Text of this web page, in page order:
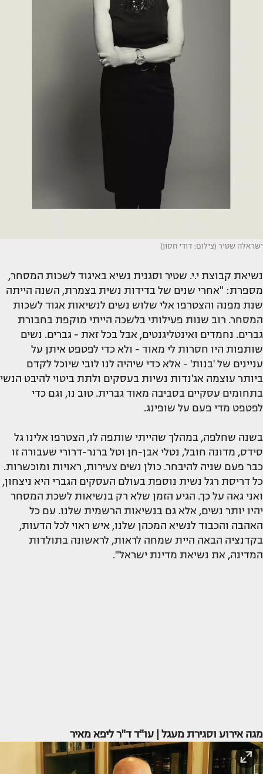
ישראלה שטיר (צילום: דודי חסון)
נשיאת קבוצת י.י. שטיר וסגנית נשיא באיגוד לשכות המסחר,
מספרת: "אחרי שנים של בדידות נשית בצמרת, השנה הייתה
שנת מפנה והצטרפו אלי שלוש נשים לנשיאות אגוד לשכות
המסחר. רוב שנות פעילותי בלשכה הייתי מוקפת בחבורת
גברים. נחמדים ואינטליגנטים, אבל בכל זאת - גברים. נשים
שותפות היו חסרות לי מאוד - ולא כדי לפטפט איתן על
עניינים של 'בנות' - אלא כדי שיהיה לנו לובי שיוכל לקדם
ביותר עוצמה אג'נדות נשיות בעסקים ולתת ביטוי להיבט הנשי
בתחומים עסקיים בסביבה מאוד גברית. טוב נו, וגם כדי
לפטפט מדי פעם על שופינג.
בשנה שחלפה, במהלך שהייתי שותפה לו, הצטרפו אלינו גל
סידס, מדונה חובל, נטלי אבן-חן וטל ברנר-דרורי שעבורה זו
כבר פעם שניה להיבחר. כולן נשים צעירות, ראויות ומוכשרות.
כל דריסת רגל נשית נוספת בעולם העסקים הגברי היא ניצחון,
ואני גאה על כך. הגיע הזמן שלא רק בנשיאות לשכת המסחר
יהיו יותר נשים, אלא גם בנשיאות הרשמית שלנו. עם כל
האהבה והכבוד לנשיא המכהן שלנו, איש ראוי לכל הדעות,
בקדנציה הבאה היית שמחה לראות, לראשונה בתולדות
המדינה, את נשיאת מדינת ישראל".
מגה אירוע וסגירת מעגל | עו"ד ד"ר ליפא מאיר